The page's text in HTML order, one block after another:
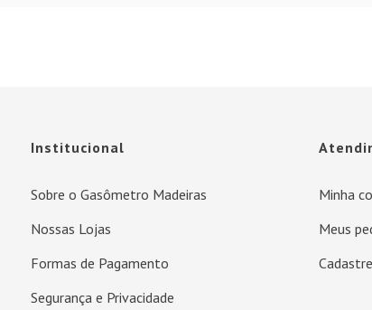
Institucional
Sobre o Gasômetro Madeiras
Nossas Lojas
Formas de Pagamento
Segurança e Privacidade
Minha
Meus